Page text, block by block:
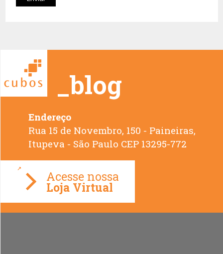
_blog
Endereço
Rua 15 de Novembro, 150 - Paineiras,
Loja Virtual